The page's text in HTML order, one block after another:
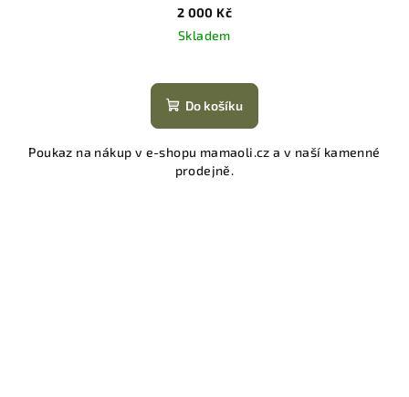
2 000 Kč
Skladem
Do košíku
Poukaz na nákup v e-shopu mamaoli.cz a v naší kamenné
prodejně.